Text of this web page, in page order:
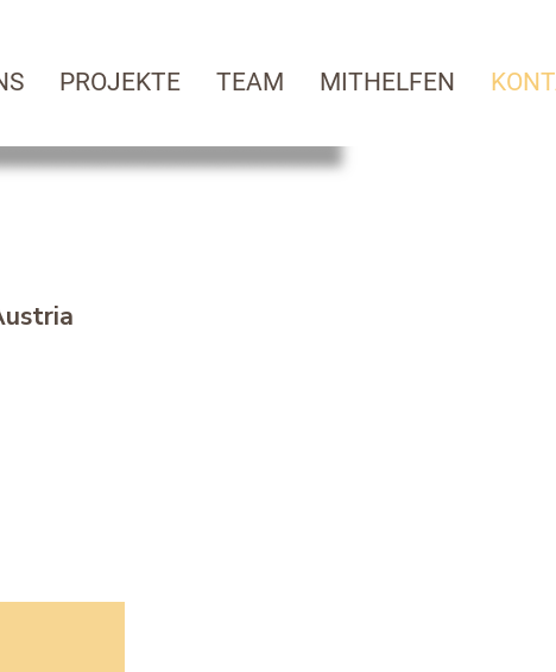
PROJEKTE TEAM MITHELFEN